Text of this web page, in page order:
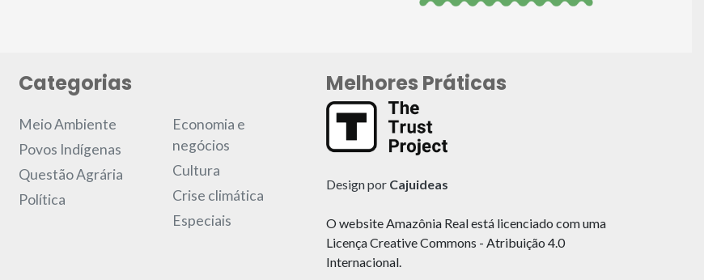
Categorias
Meio Ambiente
Povos Indígenas
Questão Agrária
Política
Economia e
negócios
Cultura
Crise climática
Especiais
Melhores Práticas
Design por Cajuideas
O website Amazônia Real está licenciado com uma
Licença Creative Commons - Atribuição 4.0
Internacional.